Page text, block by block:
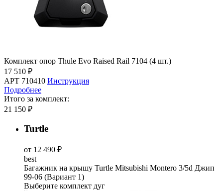
Комплект опор Thule Evo Raised Rail 7104 (4 шт.)
17 510 ₽
АРТ 710410 Инструкция
Подробнее
Итого за комплект:
21 150 ₽
Turtle
от 12 490 ₽
best
Багажник на крышу Turtle Mitsubishi Montero 3/5d Джип
99-06 (Вариант 1)
Выберите комплект дуг